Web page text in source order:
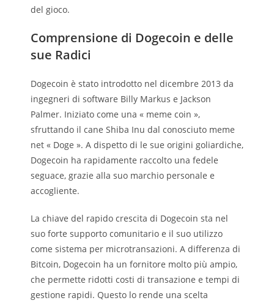
del gioco.
Comprensione di Dogecoin e delle
sue Radici
Dogecoin è stato introdotto nel dicembre 2013 da
ingegneri di software Billy Markus e Jackson
Palmer. Iniziato come una « meme coin »,
sfruttando il cane Shiba Inu dal conosciuto meme
net « Doge ». A dispetto di le sue origini goliardiche,
Dogecoin ha rapidamente raccolto una fedele
seguace, grazie alla suo marchio personale e
accogliente.
La chiave del rapido crescita di Dogecoin sta nel
suo forte supporto comunitario e il suo utilizzo
come sistema per microtransazioni. A differenza di
Bitcoin, Dogecoin ha un fornitore molto più ampio,
che permette ridotti costi di transazione e tempi di
gestione rapidi. Questo lo rende una scelta